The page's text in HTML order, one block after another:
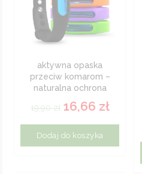
aktywna opaska
przeciw komarom –
naturalna ochrona
19,90zł 16,66 zł
Dodaj do koszyka